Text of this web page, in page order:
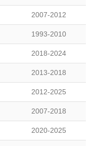
2007-2012
1993-2010
2018-2024
2013-2018
2012-2025
2007-2018
2020-2025